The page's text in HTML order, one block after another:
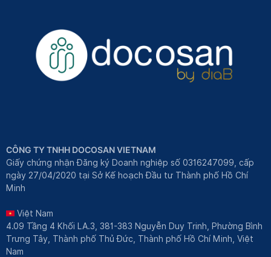
CÔNG TY TNHH DOCOSAN VIETNAM
Giấy chứng nhận Đăng ký Doanh nghiệp số 0316247099, cấp
ngày 27/04/2020 tại Sở Kế hoạch Đầu tư Thành phố Hồ Chí
Minh
Việt Nam
4.09 Tầng 4 Khối LA.3, 381-383 Nguyễn Duy Trinh, Phường Bình
Trưng Tây, Thành phố Thủ Đức, Thành phố Hồ Chí Minh, Việt
Nam